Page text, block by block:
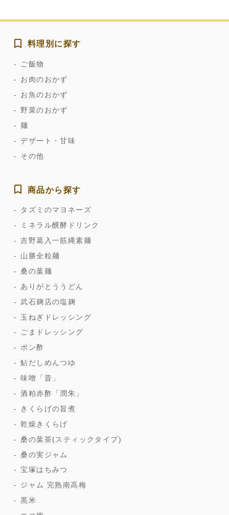
料理別に探す
ご飯物
お肉のおかず
お魚のおかず
野菜のおかず
麺
デザート・甘味
その他
商品から探す
タズミのマヨネーズ
ミネラル醗酵ドリンク
吉野葛入一筋縄素麺
山勝全粒麺
桑の葉麺
ありがとううどん
武石麹店の塩麹
玉ねぎドレッシング
ごまドレッシング
ポン酢
鮎だしめんつゆ
味噌「昔」
酒粕赤酢「潤朱」
きくらげの旨煮
乾燥きくらげ
桑の葉茶(スティックタイプ)
桑の実ジャム
宝塚はちみつ
ジャム 完熟南高梅
黒米